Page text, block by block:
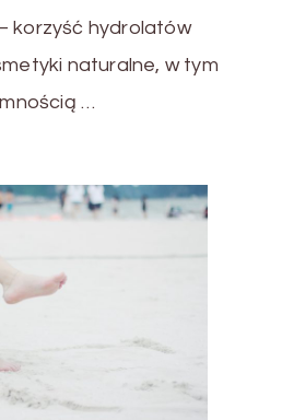
korzyść hydrolatów
naturalne, w tym
…